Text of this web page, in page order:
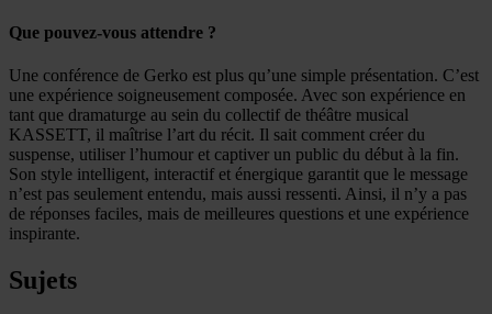
Que pouvez-vous attendre ?
Une conférence de Gerko est plus qu’une simple présentation. C’est
une expérience soigneusement composée. Avec son expérience en
tant que dramaturge au sein du collectif de théâtre musical
KASSETT, il maîtrise l’art du récit. Il sait comment créer du
suspense, utiliser l’humour et captiver un public du début à la fin.
Son style intelligent, interactif et énergique garantit que le message
n’est pas seulement entendu, mais aussi ressenti. Ainsi, il n’y a pas
de réponses faciles, mais de meilleures questions et une expérience
inspirante.
Sujets